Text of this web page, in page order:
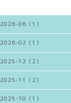
2026-06（1）
2026-02（1）
2025-12（2）
2025-11（2）
2025-10（1）